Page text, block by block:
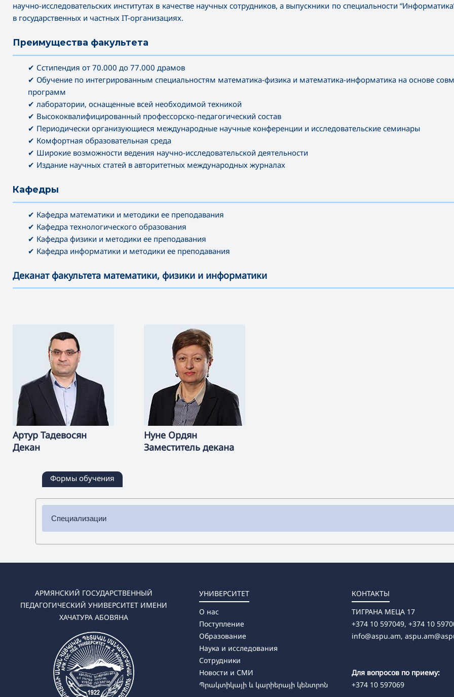
научно-исследовательских институтах в качестве научных сотрудников, а выпускники по специальности
в государственных и частных IT-организациях.
Преимущества факультета
————————————————————————————————————————————————————————————————————————
✔ Сстипендия от 70.000 до 77.000 драмов
✔ Обучение по интегрированным специальностям математика-физика и математика-информатика на основе
программ
✔ лаборатории, оснащенные всей необходимой техникой
✔ Высококвалифицированный профессорско-педагогический состав
✔ Периодически организующиеся международные научные конференции и исследовательские семинары
✔ Комфортная образовательная среда
✔ Широкие возможности ведения научно-исследовательской деятельности
✔ Издание научных статей в авторитетных международных журналах
Кафедры
————————————————————————————————————————————————————————————————————————
✔ Кафедра математики и методики ее преподавания
✔ Кафедра технологического образования
✔ Кафедра физики и методики ее преподавания
✔ Кафедра информатики и методики ее преподавания
Деканат факультета математики, физики и информатики
————————————————————————————————————————————————————————————————————————
Артур Тадевосян
Декан
Нуне Ордян
Заместитель декана
Формы обучения
Специализации
✔ Бакалавриат
➜ Информатика
➜ Математика-Физика
➜ Математика-Информатика
✔ Магистратура
➜ Физика
➜ Технология и предпринимательство
➜ Математика
АРМЯНСКИЙ ГОСУДАРСТВЕННЫЙ
ПЕДАГОГИЧЕСКИЙ УНИВЕРСИТЕТ ИМЕНИ
ХАЧАТУРА АБОВЯНА
УНИВЕРСИТЕТ
О нас
Поступление
Образование
Наука и исследования
Сотрудники
Новости и СМИ
Պրակտիկայի և կարիերայի կենտրոն
КОНТАКТЫ
ТИГРАНА МЕЦА 17
+374 10 597049, +374 10
info@aspu.am,
Для вопросов по приему:
+374 10 597069